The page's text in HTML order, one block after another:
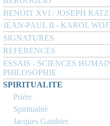
BENOIT XVI / JOSEPH
JEAN-PAUL II - KAROL
SIGNATURES
REFERENCES
ESSAIS - SCIENCES
PHILOSOPHIE
SPIRITUALITE
Prière
Spiritualité
Jacques Gauthier